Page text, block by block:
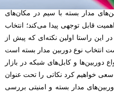
مدار بسته با سیم در مکان‌های
قابل توجهی پیدا می‌کند؛ انتخاب
این راستا اولین نکته‌ای که پیش از
انتخاب نوع دوربین مدار بسته است
دوربین‌ها و کابل‌های شبکه در بازار
خواهیم کرد نکاتی را تحت عنوان
مدار بسته و امنیتی بررسی